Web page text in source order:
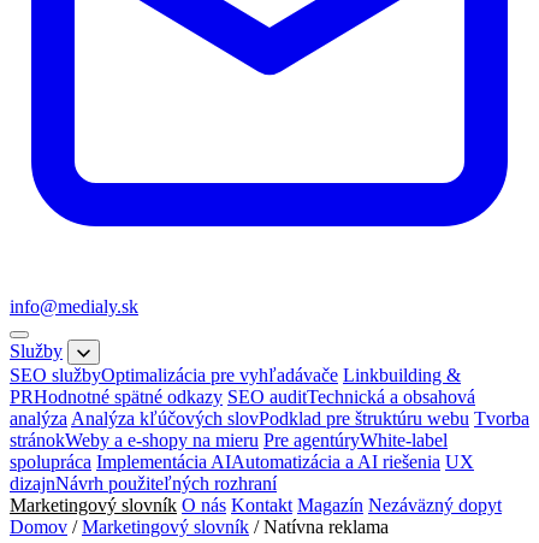
info@medialy.sk
Služby
SEO službyOptimalizácia pre vyhľadávače Linkbuilding &
PRHodnotné spätné odkazy SEO auditTechnická a obsahová
analýza Analýza kľúčových slovPodklad pre štruktúru webu Tvorba
stránokWeby a e-shopy na mieru Pre agentúryWhite-label
spolupráca Implementácia AIAutomatizácia a AI riešenia UX
dizajnNávrh použiteľných rozhraní
Marketingový slovník O nás Kontakt Magazín Nezáväzný dopyt
Domov / Marketingový slovník /Natívna reklama